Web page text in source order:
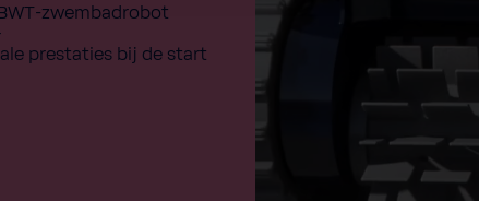
Contactpersonen
zwembadrobot
prestaties bij de start